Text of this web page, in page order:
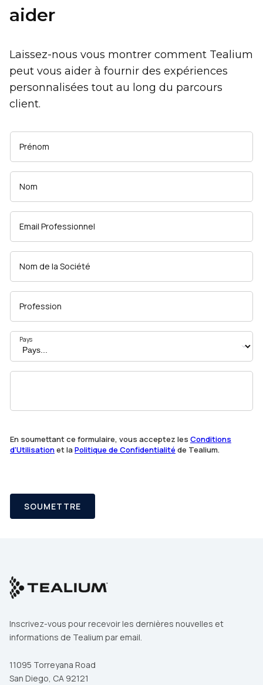
aider
Laissez-nous vous montrer comment Tealium
peut vous aider à fournir des expériences
personnalisées tout au long du parcours
client.
Prénom
Nom
Email Professionnel
Nom de la Société
Profession
Pays
En soumettant ce formulaire, vous acceptez les Conditions
d'Utilisationet laPolitique de Confidentialité de Tealium.
SOUMETTRE
Inscrivez-vous pour recevoir les dernières nouvelles et
informations de Tealium par email.
11095 Torreyana Road
San Diego, CA 92121